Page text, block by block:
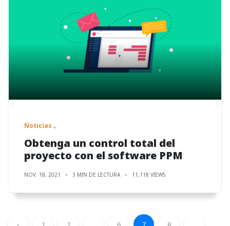
Noticias
Obtenga un control total del
proyecto con el software PPM
NOV. 18, 2021 3 MIN DE LECTURA 11,118 VIEWS